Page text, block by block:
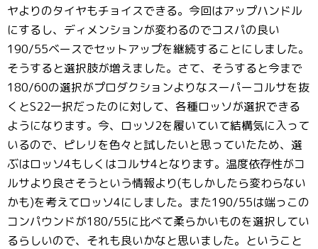
ヤよりのタイヤもチョイスできる。今回はアップハンドル
にするし、ディメンションが変わるのでコスパの良い
190/55ベースでセットアップを継続することにしました。
そうすると選択肢が増えました。さて、そうすると今まで
180/60の選択がプロダクションよりなスーパーコルサを抜
くとS22一択だったのに対して、各種ロッソが選択できる
ようになります。今、ロッソ2を履いていて結構気に入って
いるので、ピレリを色々と試したいと思っていたため、選
ぶはロッソ4もしくはコルサ4となります。温度依存性がコ
ルサより良さそうという情報より(もしかしたら変わらない
かも)を考えてロッソ4にしました。また190/55は端っこの
コンパウンドが180/55に比べて柔らかいものを選択してい
るらしいので、それも良いかなと思いました。ということ